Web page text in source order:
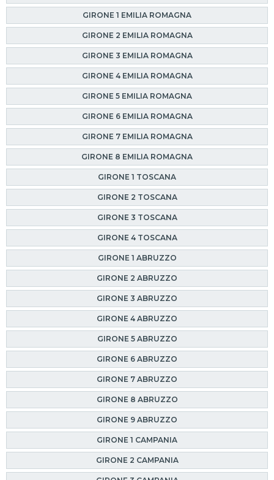
GIRONE 1 EMILIA ROMAGNA
GIRONE 2 EMILIA ROMAGNA
GIRONE 3 EMILIA ROMAGNA
GIRONE 4 EMILIA ROMAGNA
GIRONE 5 EMILIA ROMAGNA
GIRONE 6 EMILIA ROMAGNA
GIRONE 7 EMILIA ROMAGNA
GIRONE 8 EMILIA ROMAGNA
GIRONE 1 TOSCANA
GIRONE 2 TOSCANA
GIRONE 3 TOSCANA
GIRONE 4 TOSCANA
GIRONE 1 ABRUZZO
GIRONE 2 ABRUZZO
GIRONE 3 ABRUZZO
GIRONE 4 ABRUZZO
GIRONE 5 ABRUZZO
GIRONE 6 ABRUZZO
GIRONE 7 ABRUZZO
GIRONE 8 ABRUZZO
GIRONE 9 ABRUZZO
GIRONE 1 CAMPANIA
GIRONE 2 CAMPANIA